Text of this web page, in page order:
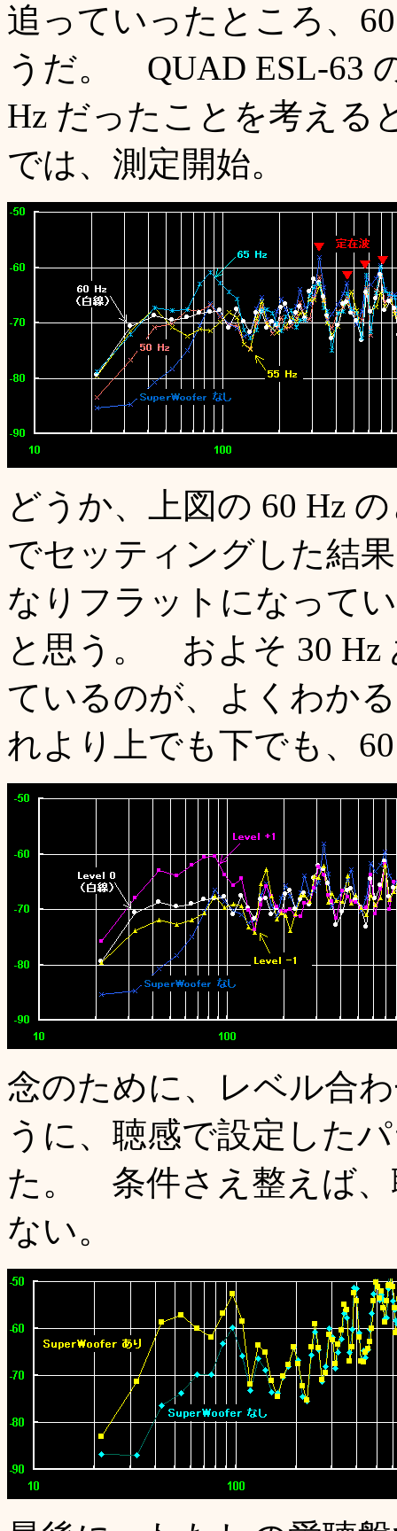
追っていったところ、
うだ。 QUAD ESL-63
Hz だったことを考え
では、測定開始。
どうか、上図の 60 Hz
でセッティングした結
なりフラットになって
と思う。 およそ 30 Hz
ているのが、よくわか
れより上でも下でも、
念のために、レベル合
うに、聴感で設定した
た。 条件さえ整えば、
ない。